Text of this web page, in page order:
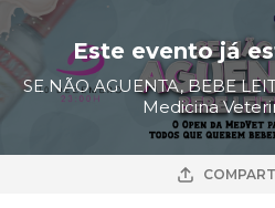
Este evento já
SE NÃO AGUENTA, BEBE
Medicina